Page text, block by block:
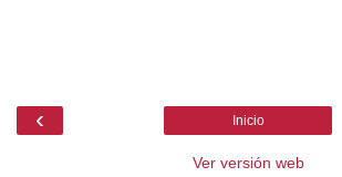
‹ Inicio
Ver versión web